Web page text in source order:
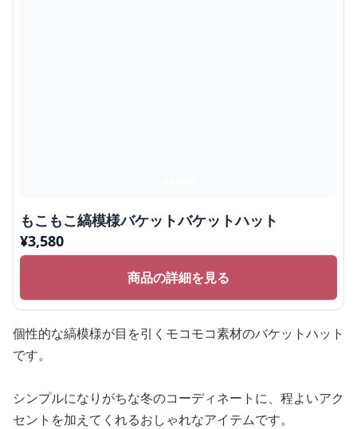
もこもこ縞模様バケットバケットハット
¥3,580
商品の詳細を見る
個性的な縞模様が目を引くモコモコ素材のバケットハット
です。
シンプルになりがちな冬のコーディネートに、程よいアク
セントを加えてくれるおしゃれなアイテムです。